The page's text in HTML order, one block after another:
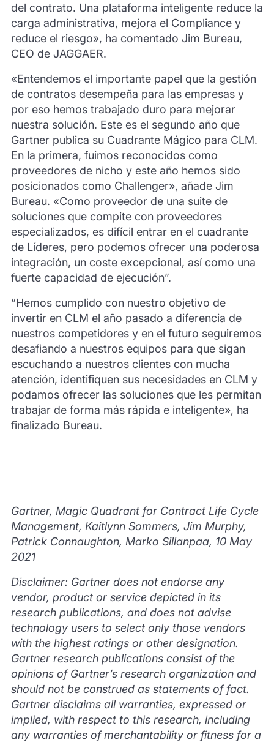
del contrato. Una plataforma inteligente reduce la
carga administrativa, mejora el Compliance y
reduce el riesgo», ha comentado Jim Bureau,
CEO de JAGGAER.
«Entendemos el importante papel que la gestión
de contratos desempeña para las empresas y
por eso hemos trabajado duro para mejorar
nuestra solución. Este es el segundo año que
Gartner publica su Cuadrante Mágico para CLM.
En la primera, fuimos reconocidos como
proveedores de nicho y este año hemos sido
posicionados como Challenger», añade Jim
Bureau. «Como proveedor de una suite de
soluciones que compite con proveedores
especializados, es difícil entrar en el cuadrante
de Líderes, pero podemos ofrecer una poderosa
integración, un coste excepcional, así como una
fuerte capacidad de ejecución”.
“Hemos cumplido con nuestro objetivo de
invertir en CLM el año pasado a diferencia de
nuestros competidores y en el futuro seguiremos
desafiando a nuestros equipos para que sigan
escuchando a nuestros clientes con mucha
atención, identifiquen sus necesidades en CLM y
podamos ofrecer las soluciones que les permitan
trabajar de forma más rápida e inteligente», ha
finalizado Bureau.
Gartner, Magic Quadrant for Contract Life Cycle
Management, Kaitlynn Sommers, Jim Murphy,
Patrick Connaughton, Marko Sillanpaa, 10 May
2021
Disclaimer: Gartner does not endorse any
vendor, product or service depicted in its
research publications, and does not advise
technology users to select only those vendors
with the highest ratings or other designation.
Gartner research publications consist of the
opinions of Gartner’s research organization and
should not be construed as statements of fact.
Gartner disclaims all warranties, expressed or
implied, with respect to this research, including
any warranties of merchantability or fitness for a